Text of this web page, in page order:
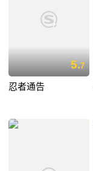
5.7
忍者通告